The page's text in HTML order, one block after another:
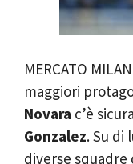
MERCATO
maggiori
Novara c’è
Gonzalez. Su di
diverse squadre